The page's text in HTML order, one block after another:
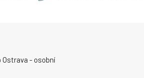
Ostrava - osobní